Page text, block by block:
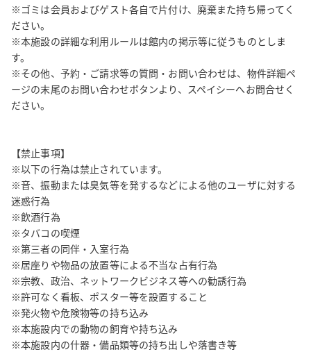
※ゴミは会員およびゲスト各自で片付け、廃棄また持ち帰ってく
ださい。
※本施設の詳細な利用ルールは館内の掲示等に従うものとしま
す。
※その他、予約・ご請求等の質問・お問い合わせは、物件詳細ペ
ージの末尾のお問い合わせボタンより、スペイシーへお問合せく
ださい。
【禁止事項】
※以下の行為は禁止されています。
※音、振動または臭気等を発するなどによる他のユーザに対する
迷惑行為
※飲酒行為
※タバコの喫煙
※第三者の同伴・入室行為
※居座りや物品の放置等による不当な占有行為
※宗教、政治、ネットワークビジネス等への勧誘行為
※許可なく看板、ポスター等を設置すること
※発火物や危険物等の持ち込み
※本施設内での動物の飼育や持ち込み
※本施設内の什器・備品類等の持ち出しや落書き等